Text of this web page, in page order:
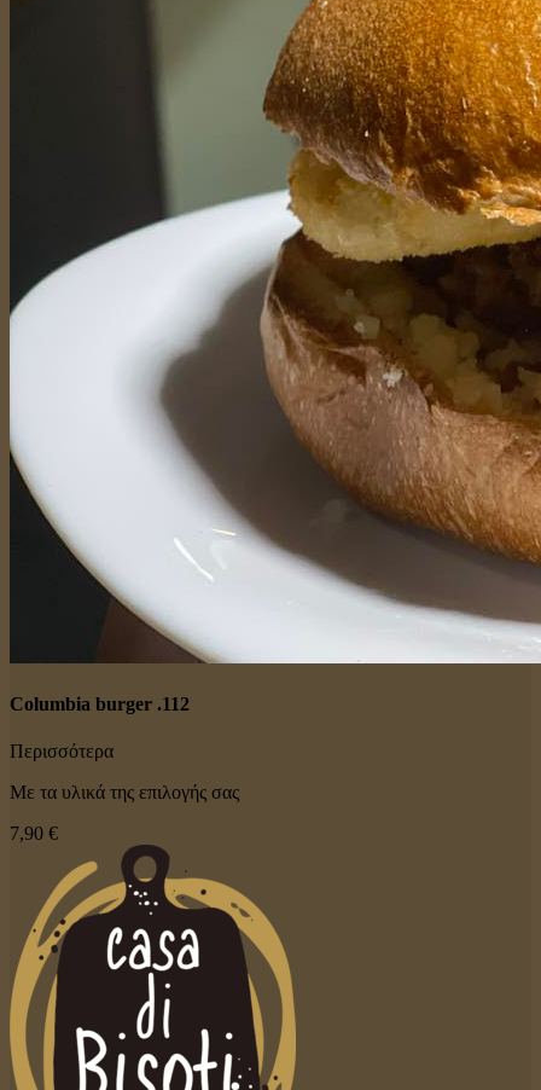
Columbia burger .112
Περισσότερα
Με τα υλικά της επιλογής σας
7,90 €